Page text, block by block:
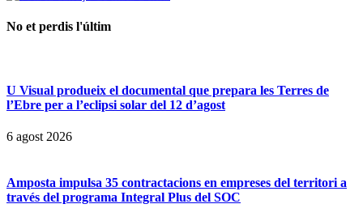
No et perdis l'últim
U Visual produeix el documental que prepara les Terres de
l’Ebre per a l’eclipsi solar del 12 d’agost
6 agost 2026
Amposta impulsa 35 contractacions en empreses del territori a
través del programa Integral Plus del SOC